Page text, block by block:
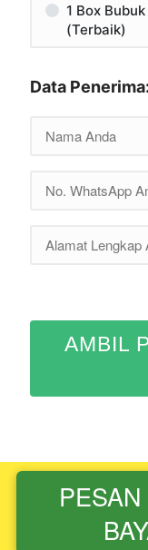
1 Box
(Terbaik)
Data Penerima:
AMBIL